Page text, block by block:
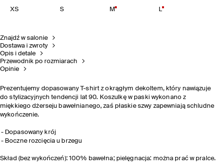
XS S M L
Znajdź w salonie
Dostawa i zwroty
Opis i detale
Przewodnik po rozmiarach
Opinie
Prezentujemy dopasowany T-shirt z okrągłym dekoltem, który nawiązuje
do stylizacyjnych tendencji lat 90. Koszulkę w paski wykonano z
miękkiego dżerseju bawełnianego, zaś płaskie szwy zapewniają schludne
wykończenie.
Dopasowany krój
Boczne rozcięcia u brzegu
Skład (bez wykończeń): 100% bawełna; pielęgnacja: można prać w pralce.